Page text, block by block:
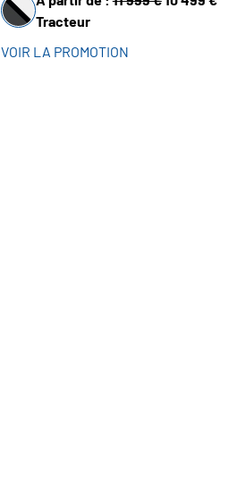
Tracteur
VOIR LA PROMOTION